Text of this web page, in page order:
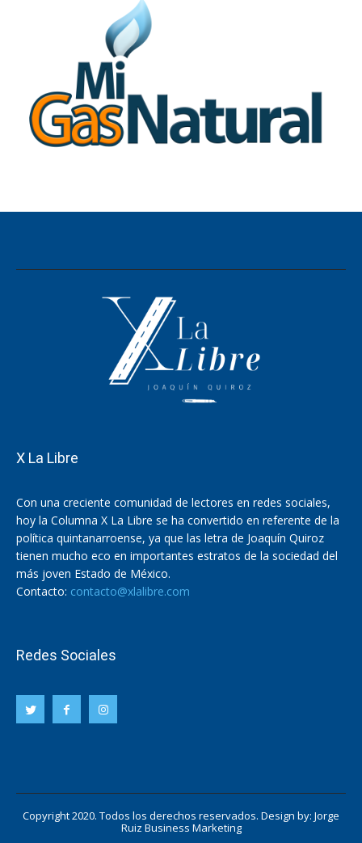
X La Libre
Con una creciente comunidad de lectores en redes sociales,
hoy la Columna X La Libre se ha convertido en referente de la
política quintanarroense, ya que las letra de Joaquín Quiroz
tienen mucho eco en importantes estratos de la sociedad del
más joven Estado de México.
Contacto: contacto@xlalibre.com
Redes Sociales
Copyright 2020. Todos los derechos reservados. Design by: Jorge
Ruiz Business Marketing